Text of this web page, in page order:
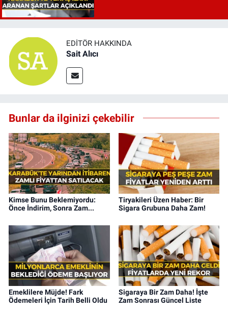
EDITÖR HAKKINDA
Sait Alıcı
Bunlar da ilginizi çekebilir
Kimse Bunu Beklemiyordu:
Önce İndirim, Sonra Zam...
Tiryakileri Üzen Haber: Bir
Sigara Grubuna Daha Zam!
Emeklilere Müjde! Fark
Ödemeleri İçin Tarih Belli Oldu
Sigaraya Bir Zam Daha! İşte
Zam Sonrası Güncel Liste